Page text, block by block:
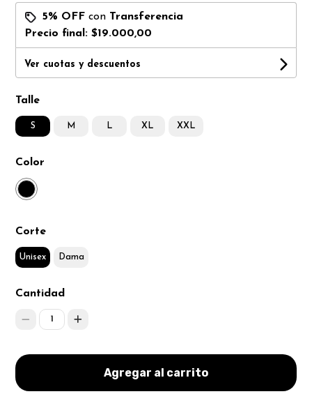
5% OFF con Transferencia
Precio final:$19.000,00
Ver cuotas y descuentos
Talle
S M L XL XXL
Color
Corte
Unisex Dama
Cantidad
1
Agregar al carrito